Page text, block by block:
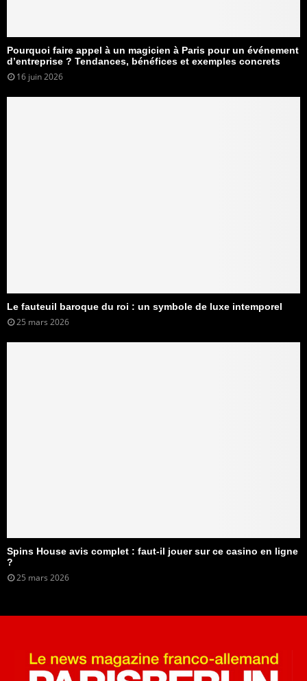
Pourquoi faire appel à un magicien à Paris pour un événement
d’entreprise ? Tendances, bénéfices et exemples concrets
16 juin 2026
Le fauteuil baroque du roi : un symbole de luxe intemporel
25 mars 2026
Spins House avis complet : faut-il jouer sur ce casino en ligne
?
25 mars 2026